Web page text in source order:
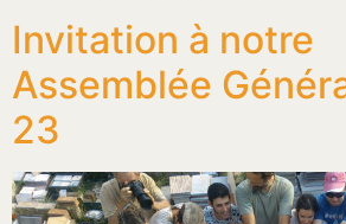
Invitation à notre
Assemblée
23